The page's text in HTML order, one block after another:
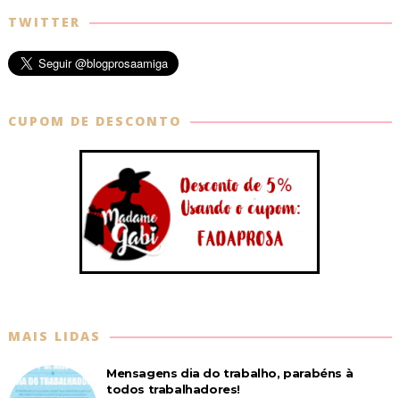
TWITTER
CUPOM DE DESCONTO
MAIS LIDAS
Mensagens dia do trabalho, parabéns à
todos trabalhadores!